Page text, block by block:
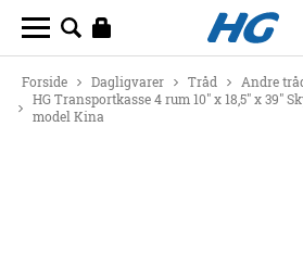
Forside Dagligvarer Tråd
Andre
HG Transportkasse 4 rum 10" x 18,5" x 39"
model Kina